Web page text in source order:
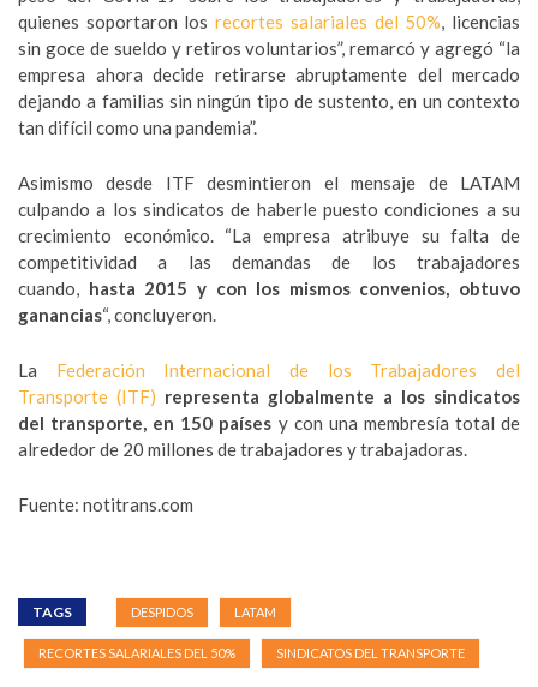
quienes soportaron los recortes salariales del 50%, licencias
sin goce de sueldo y retiros voluntarios”, remarcó y agregó “la
empresa ahora decide retirarse abruptamente del mercado
dejando a familias sin ningún tipo de sustento, en un contexto
tan difícil como una pandemia”.
Asimismo desde ITF desmintieron el mensaje de LATAM
culpando a los sindicatos de haberle puesto condiciones a su
crecimiento económico. “La empresa atribuye su falta de
competitividad a las demandas de los trabajadores
cuando, hasta 2015 y con los mismos convenios, obtuvo
ganancias“, concluyeron.
La Federación Internacional de los Trabajadores del
Transporte (ITF) representa globalmente a los sindicatos
del transporte, en 150 países y con una membresía total de
alrededor de 20 millones de trabajadores y trabajadoras.
Fuente: notitrans.com
TAGS DESPIDOS LATAM
RECORTES SALARIALES DEL 50% SINDICATOS DEL TRANSPORTE